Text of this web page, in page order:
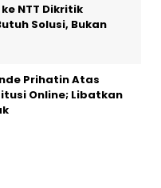
NTT Dikritik
Solusi, Bukan
Prihatin Atas
Online; Libatkan